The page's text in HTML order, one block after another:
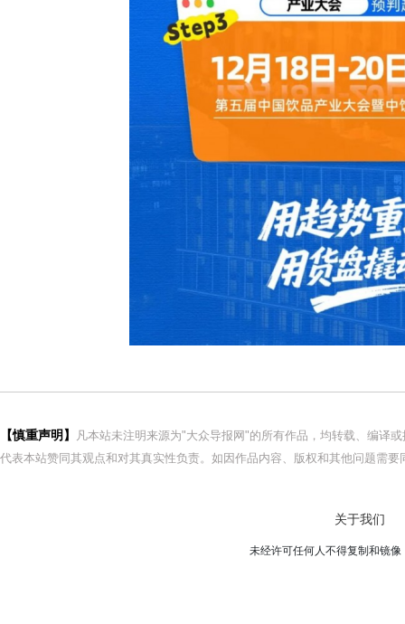
【慎重声明】
凡本站未注明来源为"大众导报网"的所有作品，均转载、编译
代表本站赞同其观点和对其真实性负责。如因作品内容、版权和其他问题需
关于我们
未经许可任何人不得复制和镜